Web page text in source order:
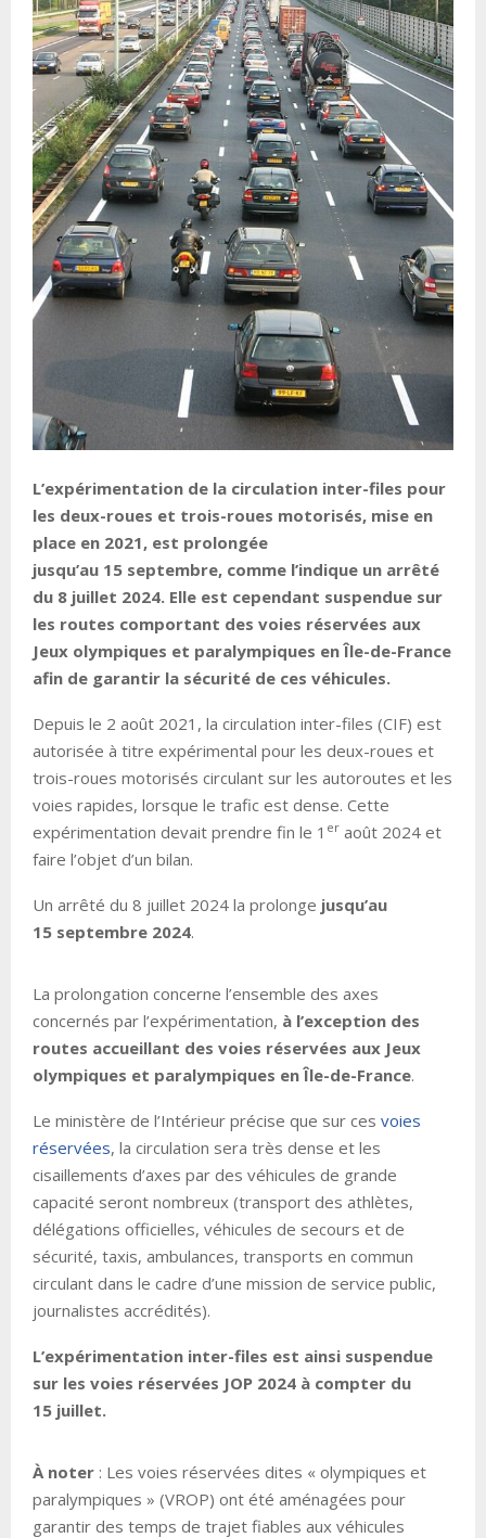
L’expérimentation de la circulation inter-files pour
les deux-roues et trois-roues motorisés, mise en
place en 2021, est prolongée
jusqu’au 15 septembre, comme l’indique un arrêté
du 8 juillet 2024. Elle est cependant suspendue sur
les routes comportant des voies réservées aux
Jeux olympiques et paralympiques en Île-de-France
afin de garantir la sécurité de ces véhicules.
Depuis le 2 août 2021, la circulation inter-files (CIF) est
autorisée à titre expérimental pour les deux-roues et
trois-roues motorisés circulant sur les autoroutes et les
voies rapides, lorsque le trafic est dense. Cette
expérimentation devait prendre fin le 1 er août 2024 et
faire l’objet d’un bilan.
Un arrêté du 8 juillet 2024 la prolonge jusqu’au
15 septembre 2024.
La prolongation concerne l’ensemble des axes
concernés par l’expérimentation, à l’exception des
routes accueillant des voies réservées aux Jeux
olympiques et paralympiques en Île-de-France.
Le ministère de l’Intérieur précise que sur ces voies
réservées, la circulation sera très dense et les
cisaillements d’axes par des véhicules de grande
capacité seront nombreux (transport des athlètes,
délégations officielles, véhicules de secours et de
sécurité, taxis, ambulances, transports en commun
circulant dans le cadre d’une mission de service public,
journalistes accrédités).
L’expérimentation inter-files est ainsi suspendue
sur les voies réservées JOP 2024 à compter du
15 juillet.
À noter : Les voies réservées dites « olympiques et
paralympiques » (VROP) ont été aménagées pour
garantir des temps de trajet fiables aux véhicules